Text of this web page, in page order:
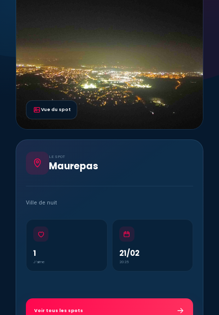
Vue du spot
LE SPOT
Maurepas
Ville de nuit
1
J’aime
21/02
2025
Voir tous les spots